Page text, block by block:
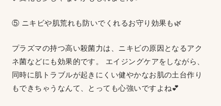
⑤ ニキビや肌荒れも防いでくれるお守り効果も🌿
プラズマの持つ高い殺菌力は、ニキビの原因となるアク
ネ菌などにも効果的です。 エイジングケアをしながら、
同時に肌トラブルが起きにくい健やかなお肌の土台作り
もできちゃうなんて、とっても心強いですよね💕